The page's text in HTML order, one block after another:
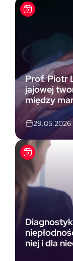
Prof. Piotr
jajowej
między
29.05.2026
niej i dla